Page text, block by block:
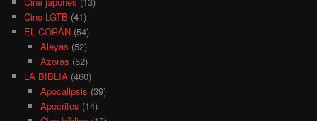
Cine LGTB (41)
EL CORÁN (54)
Aleyas (52)
Azoras (52)
LA BIBLIA (460)
Apocalipsis (39)
Apócrifos (14)